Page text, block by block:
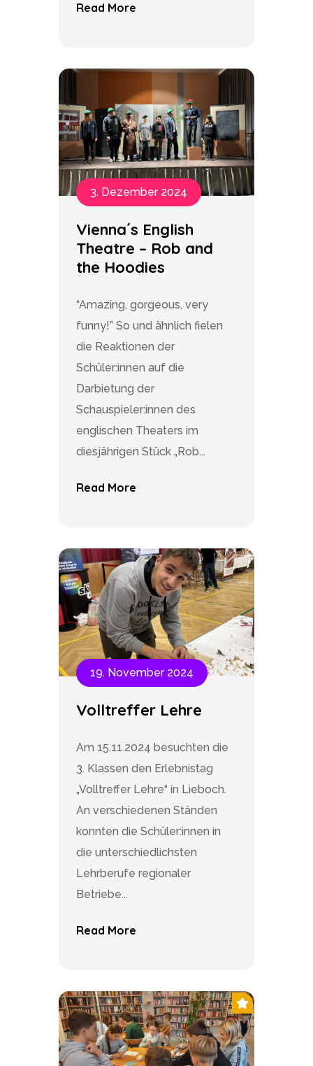
Read More
3. Dezember 2024
Vienna´s English
Theatre – Rob and
the Hoodies
“Amazing, gorgeous, very
funny!” So und ähnlich fielen
die Reaktionen der
Schüler:innen auf die
Darbietung der
Schauspieler:innen des
englischen Theaters im
diesjährigen Stück „Rob...
Read More
19. November 2024
Volltreffer Lehre
Am 15.11.2024 besuchten die
3. Klassen den Erlebnistag
„Volltreffer Lehre“ in Lieboch.
An verschiedenen Ständen
konnten die Schüler:innen in
die unterschiedlichsten
Lehrberufe regionaler
Betriebe...
Read More